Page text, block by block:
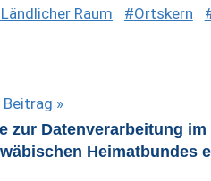
Ländlicher Raum Ortskern
Beitrag
zur Datenverarbeitung
Heimatbundes